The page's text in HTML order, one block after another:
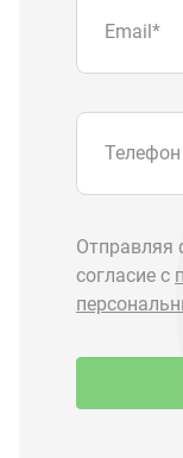
Запчасти Урал
Запчасти Камаз
Спецпредложения